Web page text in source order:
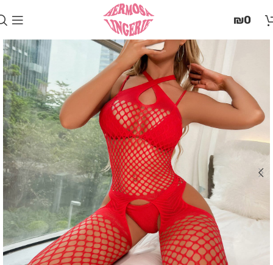
זֶה
לְהַנְגָּשָׁת
אָתָרִים".
הַמְּסַיַּעַת
לִנְגִישׁוּת
הָאֲתָר.
לִפְתִיחַת
תַּפְרִיט
הֵנְּגִישׁוּת
₪0